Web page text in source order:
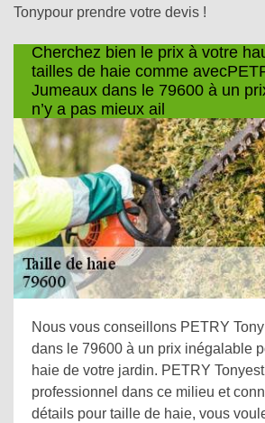
Tonypour prendre votre devis !
Cherchez bien le prix à votre
tailles de haie comme
Jumeaux dans le 79600 à un
n’y a pas mieux ail
Nous vous conseillons PETRY
dans le 79600 à un prix inégalable
haie de votre jardin. PETRY
professionnel dans ce milieu et
détails pour taille de haie, vous